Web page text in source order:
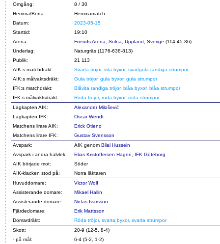
Omgång:
8 / 30
Hemma/Borta:
Hemmamatch
Datum:
2023-05-15
Starttid:
19:10
Arena:
Friends Arena, Solna, Uppland, Sverige (114-45-36)
Underlag:
Naturgräs (1176-638-813)
Publik:
21 113
AIK:s matchdräkt:
Svarta tröjor, vita byxor, svartgula randiga strumpor
AIK:s målvaktsdräkt:
Gula tröjor, gula byxor, gula strumpor
IFK:s matchdräkt:
Blåvita randiga tröjor, blåa byxor, blåa strumpor
IFK:s målvaktsdräkt:
Röda tröjor, röda byxor, röda strumpor
Lagkapten AIK:
Alexander Milošević
Lagkapten IFK:
Oscar Wendt
Matchens lirare AIK:
Erick Otieno
Matchens lirare IFK:
Gustav Svensson
Avspark:
AIK genom Bilal Hussein
Avspark i andra halvlek:
Elias Kristoffersen Hagen
IFK Göteborg
AIK började mot:
Söder
AIK-klacken stod på:
Norra läktaren
Huvuddomare:
Victor Wolf
Assisterande domare:
Mikael Hallin
Assisterande domare:
Niclas Ivarsson
Fjärdedomare:
Erik Mattsson
Domardräkt:
Röda tröjor, svarta byxor, svarta strumpor
Skott:
20-9 (12-5, 8-4)
- på mål:
6-4 (5-2, 1-2)